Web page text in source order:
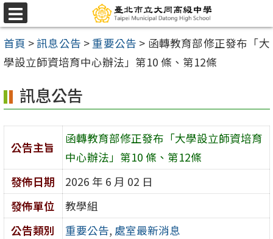
跳
至
主
要
容
區
選
單
首頁 >訊息公告 > 重要公告 > 函轉教育部修正發布「大
學設立師資培育中心辦法」第10 條、第12條
訊息公告
公告主旨
函轉教育部修正發布「大學設立師資培育
中心辦法」第10 條、第12條
發佈日期
2026 年 6 月 02 日
發佈單位
教學組
公告類別
重要公告, 處室最新消息